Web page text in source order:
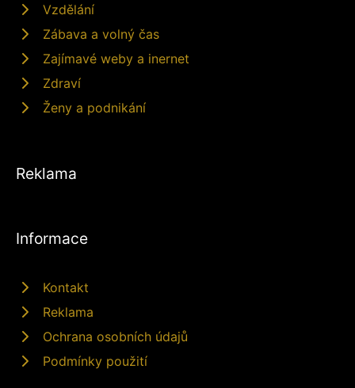
Vzdělání
Zábava a volný čas
Zajímavé weby a inernet
Zdraví
Ženy a podnikání
Reklama
Informace
Kontakt
Reklama
Ochrana osobních údajů
Podmínky použití